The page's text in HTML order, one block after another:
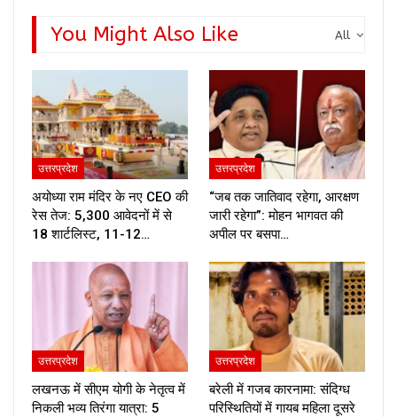
All
You Might Also Like
उत्तरप्रदेश
अयोध्या राम मंदिर के नए CEO की
रेस तेज: 5,300 आवेदनों में से
18 शार्टलिस्ट, 11-12…
उत्तरप्रदेश
“जब तक जातिवाद रहेगा, आरक्षण
जारी रहेगा”: मोहन भागवत की
अपील पर बसपा…
उत्तरप्रदेश
लखनऊ में सीएम योगी के नेतृत्व में
निकली भव्य तिरंगा यात्रा: 5
उत्तरप्रदेश
बरेली में गजब कारनामा: संदिग्ध
परिस्थितियों में गायब महिला दूसरे